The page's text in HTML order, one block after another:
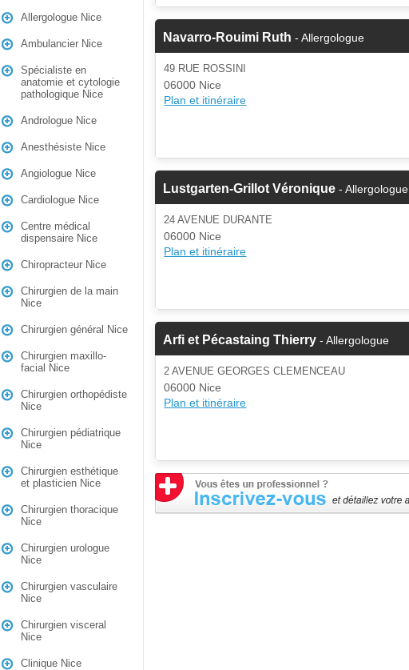
Allergologue Nice
Ambulancier Nice
Spécialiste en
anatomie et cytologie
pathologique Nice
Andrologue Nice
Anesthésiste Nice
Angiologue Nice
Cardiologue Nice
Centre médical
dispensaire Nice
Chiropracteur Nice
Chirurgien de la main
Nice
Chirurgien général Nice
Chirurgien maxillo-
facial Nice
Chirurgien orthopédiste
Nice
Chirurgien pédiatrique
Nice
Chirurgien esthétique
et plasticien Nice
Chirurgien thoracique
Nice
Chirurgien urologue
Nice
Chirurgien vasculaire
Nice
Chirurgien visceral
Nice
Clinique Nice
Navarro-Rouimi Ruth - Allergologue
49 RUE ROSSINI
06000 Nice
Plan et itinéraire
Lustgarten-Grillot Véronique - Allergologue
24 AVENUE DURANTE
06000 Nice
Plan et itinéraire
Arfi et Pécastaing Thierry - Allergologue
2 AVENUE GEORGES CLEMENCEAU
06000 Nice
Plan et itinéraire